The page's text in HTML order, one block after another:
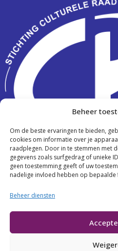
Beheer
Om de beste ervaringen te bieden,
cookies om informatie over je
raadplegen. Door in te stemmen met
gegevens zoals surfgedrag of unieke
geen toestemming geeft of uw
nadelige invloed hebben op bepaalde
Beheer diensten
Activiteiten
Over ons
Contact